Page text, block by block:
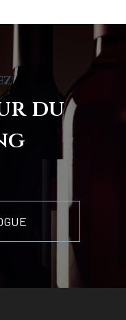
du